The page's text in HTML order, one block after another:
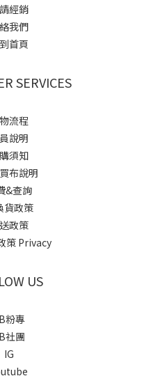
經銷
我們
首頁
SERVICES
流程
說明
須知
布說明
&查詢
貨政策
政策
策 Privacy
US
粉專
社團
IG